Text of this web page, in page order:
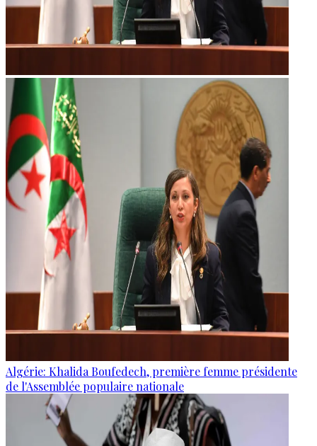
Algérie: Khalida Boufedech, première femme présidente
de l'Assemblée populaire nationale